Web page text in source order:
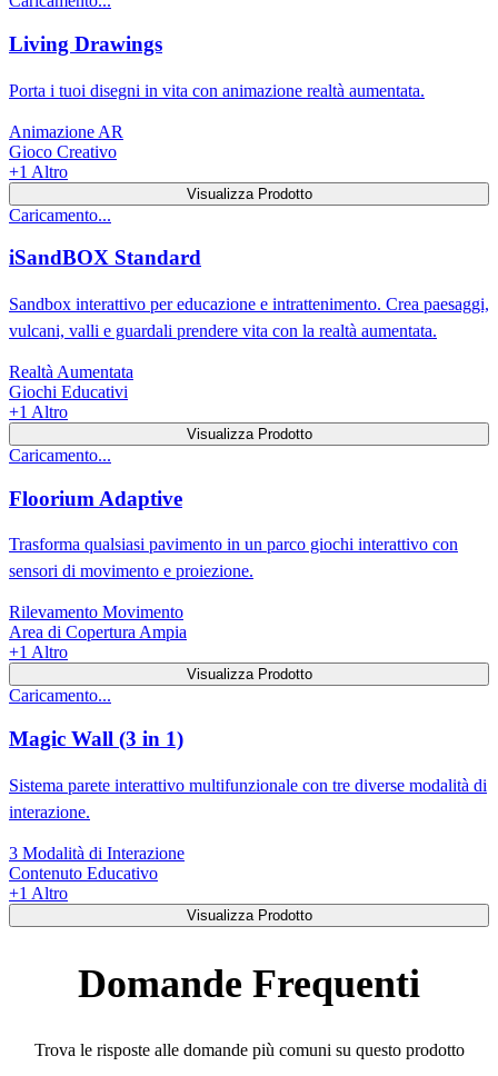
Living Drawings
Porta i tuoi disegni in vita con animazione realtà aumentata.
Animazione AR
Gioco Creativo
+1 Altro
Visualizza Prodotto
Caricamento...
iSandBOX Standard
Sandbox interattivo per educazione e intrattenimento. Crea paesaggi,
vulcani, valli e guardali prendere vita con la realtà aumentata.
Realtà Aumentata
Giochi Educativi
+1 Altro
Visualizza Prodotto
Caricamento...
Floorium Adaptive
Trasforma qualsiasi pavimento in un parco giochi interattivo con
sensori di movimento e proiezione.
Rilevamento Movimento
Area di Copertura Ampia
+1 Altro
Visualizza Prodotto
Caricamento...
Magic Wall (3 in 1)
Sistema parete interattivo multifunzionale con tre diverse modalità di
interazione.
3 Modalità di Interazione
Contenuto Educativo
+1 Altro
Visualizza Prodotto
Domande Frequenti
Trova le risposte alle domande più comuni su questo prodotto